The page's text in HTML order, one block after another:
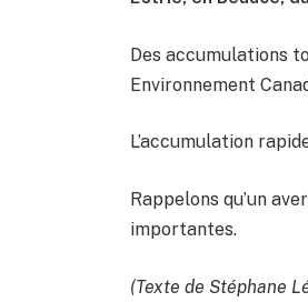
Des accumulations
Environnement
L’accumulation
Rappelons qu’un
importantes.
(Texte de Stéphane